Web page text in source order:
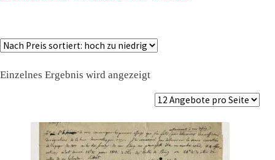
Einzelnes Ergebnis wird angezeigt